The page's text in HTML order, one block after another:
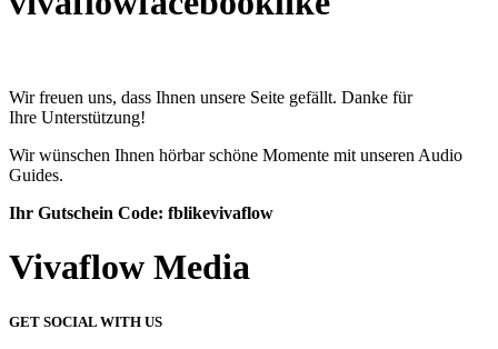
Wir freuen uns, dass Ihnen unsere Seite gefällt. Danke für
Ihre Unterstützung!
Wir wünschen Ihnen hörbar schöne Momente mit unseren Audio
Guides.
Ihr Gutschein Code: fblikevivaflow
Vivaflow Media
GET SOCIAL WITH US